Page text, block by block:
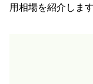
用相場を紹介します